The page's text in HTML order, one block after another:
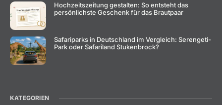
Hochzeitszeitung gestalten: So entsteht das
persönlichste Geschenk für das Brautpaar
Safariparks in Deutschland im Vergleich: Serengeti-
Park oder Safariland Stukenbrock?
KATEGORIEN